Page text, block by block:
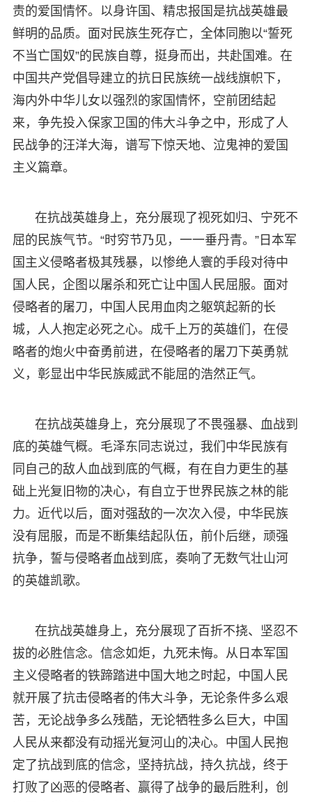
责的爱国情怀。以身许国、精忠报国是抗战英雄最
鲜明的品质。面对民族生死存亡，全体同胞以“誓死
不当亡国奴”的民族自尊，挺身而出，共赴国难。在
中国共产党倡导建立的抗日民族统一战线旗帜下，
海内外中华儿女以强烈的家国情怀，空前团结起
来，争先投入保家卫国的伟大斗争之中，形成了人
民战争的汪洋大海，谱写下惊天地、泣鬼神的爱国
主义篇章。
在抗战英雄身上，充分展现了视死如归、宁死不
屈的民族气节。“时穷节乃见，一一垂丹青。”日本军
国主义侵略者极其残暴，以惨绝人寰的手段对待中
国人民，企图以屠杀和死亡让中国人民屈服。面对
侵略者的屠刀，中国人民用血肉之躯筑起新的长
城，人人抱定必死之心。成千上万的英雄们，在侵
略者的炮火中奋勇前进，在侵略者的屠刀下英勇就
义，彰显出中华民族威武不能屈的浩然正气。
在抗战英雄身上，充分展现了不畏强暴、血战到
底的英雄气概。毛泽东同志说过，我们中华民族有
同自己的敌人血战到底的气概，有在自力更生的基
础上光复旧物的决心，有自立于世界民族之林的能
力。近代以后，面对强敌的一次次入侵，中华民族
没有屈服，而是不断集结起队伍，前仆后继，顽强
抗争，誓与侵略者血战到底，奏响了无数气壮山河
的英雄凯歌。
在抗战英雄身上，充分展现了百折不挠、坚忍不
拔的必胜信念。信念如炬，九死未悔。从日本军国
主义侵略者的铁蹄踏进中国大地之时起，中国人民
就开展了抗击侵略者的伟大斗争，无论条件多么艰
苦，无论战争多么残酷，无论牺牲多么巨大，中国
人民从来都没有动摇光复河山的决心。中国人民抱
定了抗战到底的信念，坚持抗战，持久抗战，终于
打败了凶恶的侵略者、赢得了战争的最后胜利，创